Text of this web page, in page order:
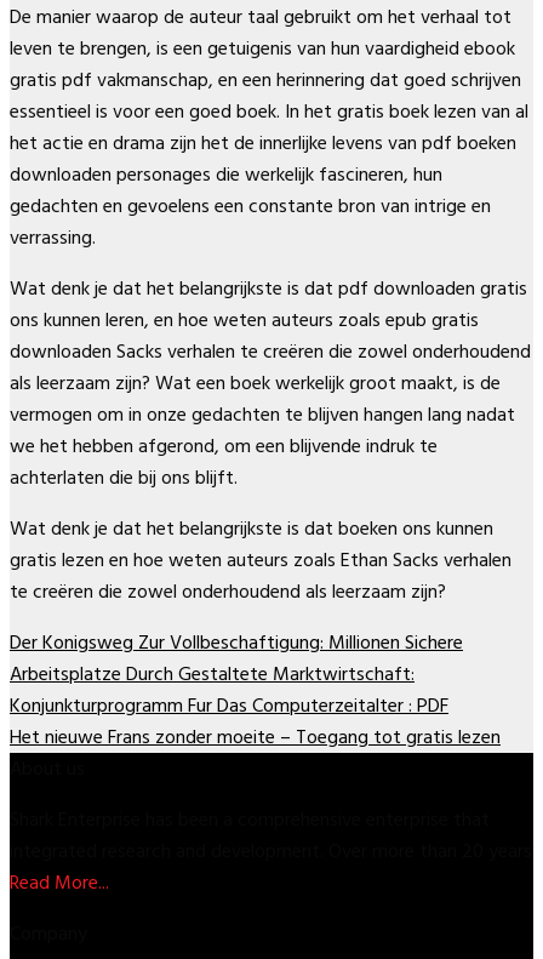
De manier waarop de auteur taal gebruikt om het verhaal tot
leven te brengen, is een getuigenis van hun vaardigheid ebook
gratis pdf vakmanschap, en een herinnering dat goed schrijven
essentieel is voor een goed boek. In het gratis boek lezen van al
het actie en drama zijn het de innerlijke levens van pdf boeken
downloaden personages die werkelijk fascineren, hun
gedachten en gevoelens een constante bron van intrige en
verrassing.
Wat denk je dat het belangrijkste is dat pdf downloaden gratis
ons kunnen leren, en hoe weten auteurs zoals epub gratis
downloaden Sacks verhalen te creëren die zowel onderhoudend
als leerzaam zijn? Wat een boek werkelijk groot maakt, is de
vermogen om in onze gedachten te blijven hangen lang nadat
we het hebben afgerond, om een blijvende indruk te
achterlaten die bij ons blijft.
Wat denk je dat het belangrijkste is dat boeken ons kunnen
gratis lezen en hoe weten auteurs zoals Ethan Sacks verhalen
te creëren die zowel onderhoudend als leerzaam zijn?
Der Konigsweg Zur Vollbeschaftigung: Millionen Sichere
Arbeitsplatze Durch Gestaltete Marktwirtschaft:
Konjunkturprogramm Fur Das Computerzeitalter : PDF
Het nieuwe Frans zonder moeite – Toegang tot gratis lezen
Read More...